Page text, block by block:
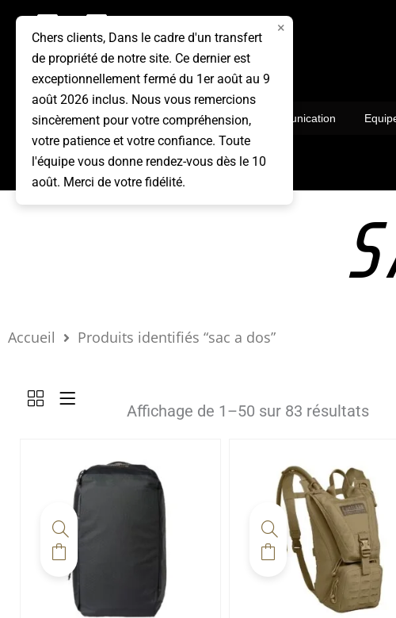
Aller
contenu
Vêtements Communication
Accueil Produits identifiés “sac a dos”
×
Chers clients, Dans le cadre d'un transfert
de propriété de notre site. Ce dernier est
exceptionnellement fermé du 1er août au 9
août 2026 inclus. Nous vous remercions
sincèrement pour votre compréhension,
votre patience et votre confiance. Toute
l'équipe vous donne rendez-vous dès le 10
août. Merci de votre fidélité.
Affichage de 1–50 sur 83 résultats